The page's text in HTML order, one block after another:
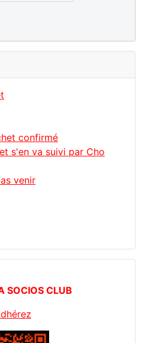
confirmé
s'en va suivi par Cho
venir
SOCIOS CLUB